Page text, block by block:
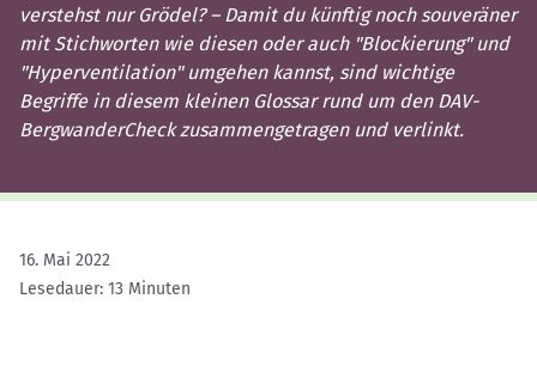
verstehst nur Grödel? – Damit du künftig noch souveräner
mit Stichworten wie diesen oder auch "Blockierung" und
"Hyperventilation" umgehen kannst, sind wichtige
Begriffe in diesem kleinen Glossar rund um den DAV-
BergwanderCheck zusammengetragen und verlinkt.
16. Mai 2022
Lesedauer: 13 Minuten